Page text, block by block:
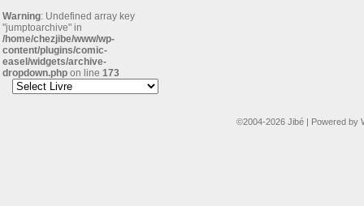
Warning: Undefined array key
"jumptoarchive" in
/home/chezjibe/www/wp-
content/plugins/comic-
easel/widgets/archive-
dropdown.php on line 173
©2004-2026 Jibé | Powered by